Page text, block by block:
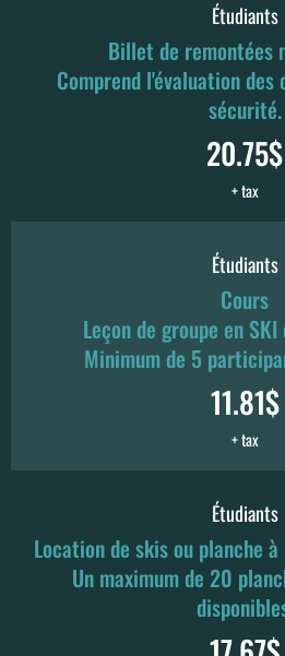
Étudiants
Billet de remontées
Comprend l'évaluation
sécurité.
20.75$
+ tax
Étudiants
Cours
Leçon de groupe en
Minimum de 5
11.81$
+ tax
Étudiants
Location de skis ou planche
Un maximum de 20